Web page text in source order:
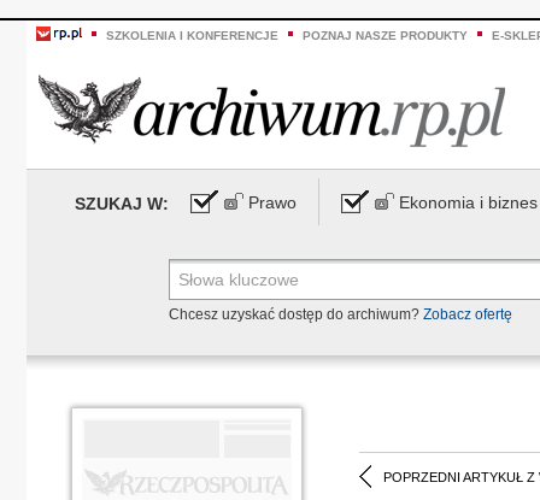
SZKOLENIA I KONFERENCJE POZNAJ NASZE PRODUKTY E-
SZUKAJ W: Prawo Ekonomia i biznes
Chcesz uzyskać dostęp do archiwum? Zobacz ofertę
POPRZEDNI ARTYKUŁ Z